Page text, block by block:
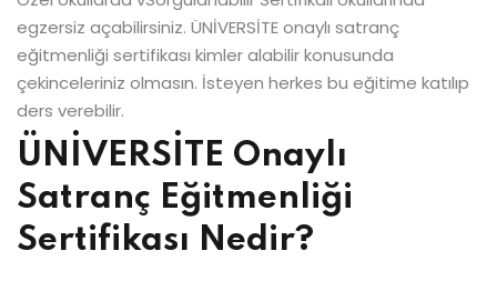
egzersiz açabilirsiniz. ÜNİVERSİTE onaylı satranç
eğitmenliği sertifikası kimler alabilir konusunda
çekinceleriniz olmasın. İsteyen herkes bu eğitime katılıp
ders verebilir.
ÜNİVERSİTE Onaylı
Satranç Eğitmenliği
Sertifikası Nedir?